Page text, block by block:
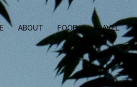
ABOUT FOOD TRAVEL